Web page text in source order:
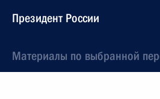
Президент России
Материалы по выбранной